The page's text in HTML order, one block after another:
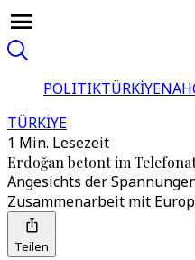
POLITIKTÜRKİYE
TÜRKİYE
1 Min. Lesezeit
Erdoğan betont im
Angesichts der
Zusammenarbeit mit
Teilen